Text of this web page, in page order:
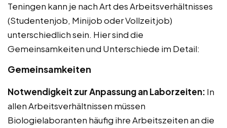
Teningen kann je nach Art des Arbeitsverhältnisses
(Studentenjob, Minijob oder Vollzeitjob)
unterschiedlich sein. Hier sind die
Gemeinsamkeiten und Unterschiede im Detail:
Gemeinsamkeiten
Notwendigkeit zur Anpassung an Laborzeiten: In
allen Arbeitsverhältnissen müssen
Biologielaboranten häufig ihre Arbeitszeiten an die